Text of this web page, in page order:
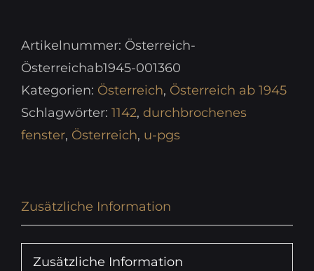
Artikelnummer: Österreich-
Österreichab1945-001360
Kategorien: Österreich, Österreich ab 1945
Schlagwörter: 1142, durchbrochenes
fenster, Österreich, u-pgs
Zusätzliche Information
Zusätzliche Information